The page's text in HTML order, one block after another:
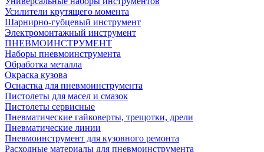
Усилители крутящего момента
Шарнирно-губцевый инструмент
Электромонтажный инструмент
ПНЕВМОИНСТРУМЕНТ
Наборы пневмоинструмента
Обработка металла
Окраска кузова
Оснастка для пневмоинструмента
Пистолеты для масел и смазок
Пистолеты сервисные
Пневматические гайковерты, трещотки, дрели
Пневматические линии
Пневмоинструмент для кузовного ремонта
Расходные материалы для пневмоинструмента